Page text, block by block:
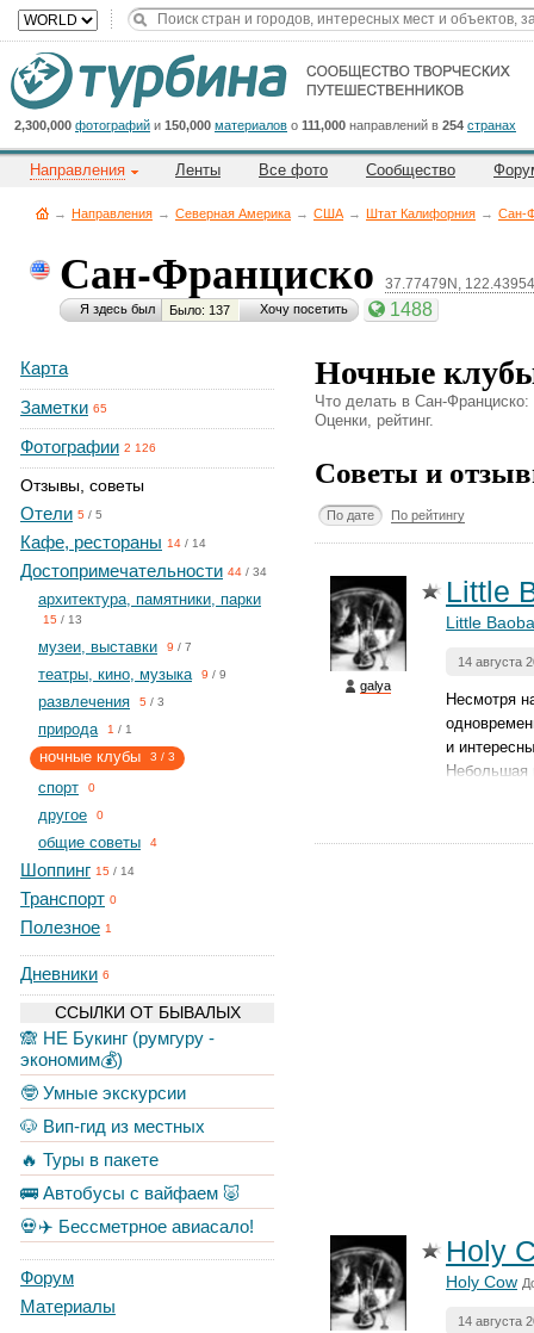
2,300,000 фотографий и 150,000 материалов о 111,000 направлений в 254 странах
Направления Ленты Все фото Сообщество
→ Направления → Северная Америка → CША → Штат Калифорния → Сан-
Сан-Франциско 37.77479N,
Я здесь был Было: 137 Хочу посетить 1488
Карта
Заметки 65
Фотографии 2 126
Отзывы, советы
Отели 5 / 5
Кафе, рестораны 14 / 14
Достопримечательности 44 / 34
архитектура, памятники, парки
15 / 13
музеи, выставки 9 / 7
театры, кино, музыка 9 / 9
развлечения 5 / 3
природа 1 / 1
ночные клубы 3 / 3
спорт 0
другое 0
общие советы 4
Шоппинг 15 / 14
Транспорт 0
Полезное 1
Дневники 6
ССЫЛКИ ОТ БЫВАЛЫХ
🙈 НЕ Букинг (румгуру -
экономим💰)
🤓 Умные экскурсии
🐶 Вип-гид из местных
🔥 Туры в пакете
🚌 Автобусы с вайфаем 🐷
💀✈️ Бессметрное авиасало!
Форум
Материалы
Ночные
Что делать в Сан-
Оценки, рейтинг.
Советы и
По дате По рейтингу
galya
Little
Little
14 августа
Несмотря
и
Небольшая
Holy
Holy Cow
14 августа
Cейчас
на
сайте:
Title
Button